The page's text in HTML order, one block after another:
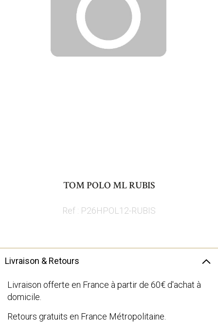
TOM POLO ML RUBIS
Ref : P26HPOL12-RUBIS
Livraison & Retours
Livraison offerte en France à partir de 60€ d'achat à
domicile.
Retours gratuits en France Métropolitaine.